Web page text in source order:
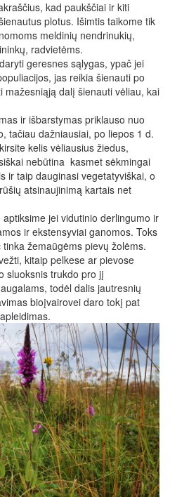
kad paukščiai ir kiti
plotus. Išimtis taikome tik
meldinių nendrinukių,
radvietėms.
geresnes sąlygas, ypač jei
jas reikia šienauti po
mažesniąją dalį šienauti vėliau, kai
ir išbarstymas priklauso nuo
tačiau dažniausiai, po liepos 1 d.
kelis vėliausius žiedus,
nebūtina kasmet sėkmingai
ir taip dauginasi vegetatyviškai, o
atsinaujinimą kartais net
jei vidutinio derlingumo ir
ir ekstensyviai ganomos. Toks
žemaūgėms pievų žolėms.
kitaip pelkese ar pievose
sluoksnis trukdo pro jį
todėl dalis jautresnių
bioįvairovei daro tokį pat